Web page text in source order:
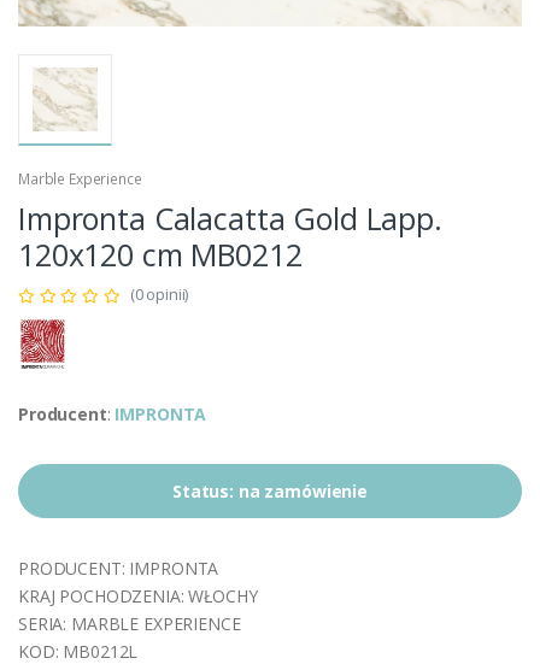
Marble Experience
Impronta Calacatta Gold Lapp.
120x120 cm MB0212
(0 opinii)
Producent: IMPRONTA
Status: na zamówienie
PRODUCENT: IMPRONTA
KRAJ POCHODZENIA: WŁOCHY
SERIA: MARBLE EXPERIENCE
KOD: MB0212L